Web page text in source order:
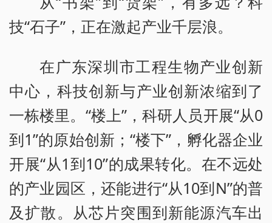
技“石子”，正在激起产业千层浪。
在广东深圳市工程生物产业创新
中心，科技创新与产业创新浓缩到了
一栋楼里。“楼上”，科研人员开展“从0
到1”的原始创新；“楼下”，孵化器企业
开展“从1到10”的成果转化。在不远处
的产业园区，还能进行“从10到N”的普
及扩散。从芯片突围到新能源汽车出